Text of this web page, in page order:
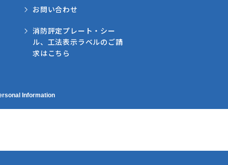
お問い合わせ
消防評定プレート・シー
ル、工法表示ラベルのご請
求はこちら
Information